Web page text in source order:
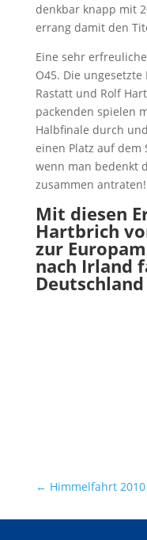
denkbar knapp mit
errang damit den
Eine sehr
O45. Die
Rastatt und Rolf
packenden spielen
Halbfinale durch
einen Platz auf dem
wenn man bedenkt
zusammen antraten!
Mit diesen
Hartbrich
zur
nach Irland
← Himmelfahrt 2010